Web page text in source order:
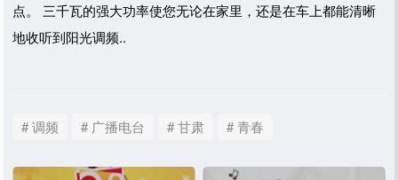
点。 三千瓦的强大功率使您无论在家里，还是在车上都能清晰
地收听到阳光调频..
# 调频 # 广播电台 # 甘肃 # 青春